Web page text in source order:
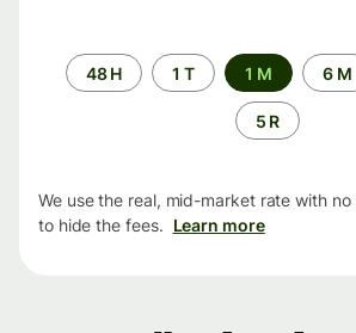
Time
period
48 H 1 T 1 M 6 M
5 R
We use the real, mid-market rate with
to hide the fees. Learn more